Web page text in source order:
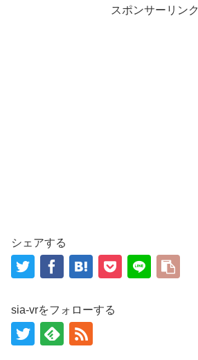
スポンサーリンク
シェアする
sia-vrをフォローする